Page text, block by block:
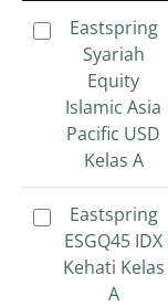
Produk
Eastspring
Syariah
Equity
Islamic Asia
Pacific USD
Kelas A
Eastspring
ESGQ45 IDX
Kehati Kelas
Eastspring
Syariah
Equity
Islamic Asia
Pacific USD
Kelas A
Eastspring
ESGQ45 IDX
Kehati Kelas
A